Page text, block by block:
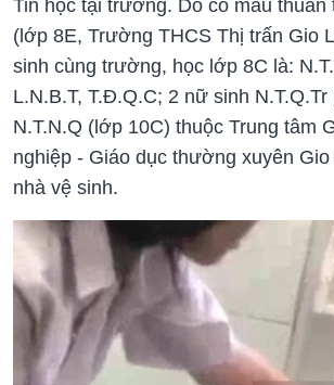
Tin học tại trường. Do có mâu thuẫn
(lớp 8E, Trường THCS Thị trấn Gio
sinh cùng trường, học lớp 8C là:
L.N.B.T, T.Đ.Q.C; 2 nữ sinh
N.T.N.Q (lớp 10C) thuộc Trung tâm
nghiệp - Giáo dục thường xuyên
nhà vệ sinh.